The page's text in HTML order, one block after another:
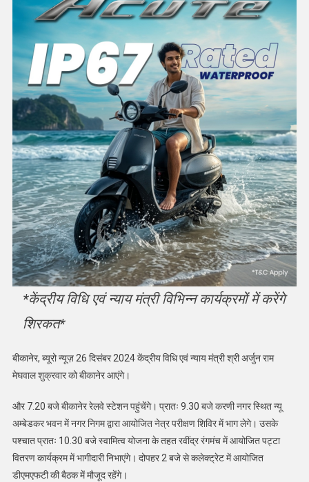
*केंद्रीय विधि एवं न्याय मंत्री विभिन्न कार्यक्रमों में करेंगे
शिरकत*
बीकानेर, ब्यूरो न्यूज़ 26 दिसंबर 2024 केंद्रीय विधि एवं न्याय मंत्री श्री अर्जुन राम
मेघवाल शुक्रवार को बीकानेर आएंगे।
और 7.20 बजे बीकानेर रेलवे स्टेशन पहुंचेंगे। प्रातः 9.30 बजे करणी नगर स्थित न्यू
अम्बेडकर भवन में नगर निगम द्वारा आयोजित नेत्र परीक्षण शिविर में भाग लेगे। उसके
पश्चात प्रातः 10.30 बजे स्वामित्व योजना के तहत रवींद्र रंगमंच में आयोजित पट्टा
वितरण कार्यक्रम में भागीदारी निभाएंगे। दोपहर 2 बजे से कलेक्ट्रेट में आयोजित
डीएमएफटी की बैठक में मौजूद रहेंगे।